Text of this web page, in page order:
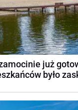
już
było